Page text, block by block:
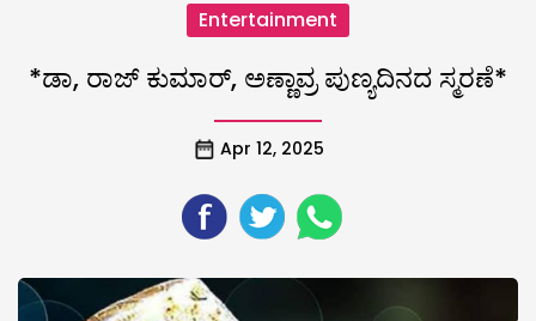
Entertainment
*ಡಾ, ರಾಜ್ ಕುಮಾರ್, ಅಣ್ಣಾವ್ರ ಪುಣ್ಯದಿನದ ಸ್ಮರಣೆ*
Apr 12, 2025